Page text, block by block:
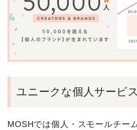
ユニークな個人サービ
MOSHでは個人・スモールチー